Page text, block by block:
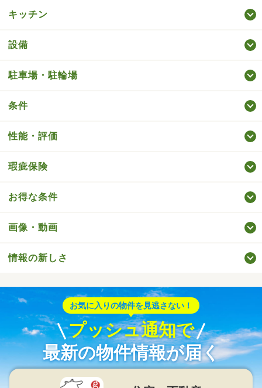
キッチン
設備
駐車場・駐輪場
条件
性能・評価
瑕疵保険
お得な条件
画像・動画
情報の新しさ
お気に入りの物件を見逃さない！
プッシュ通知で
最新の物件情報が届く